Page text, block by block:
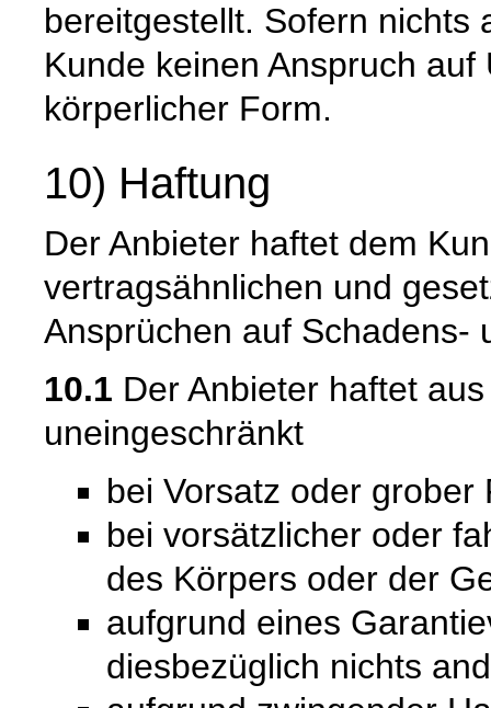
bereitgestellt. Sofern nichts
Kunde keinen Anspruch
körperlicher Form.
10) Haftung
Der Anbieter haftet dem
vertragsähnlichen und
Ansprüchen auf Schadens-
10.1 Der Anbieter haftet
uneingeschränkt
bei Vorsatz oder grober
bei vorsätzlicher oder
des Körpers oder der
aufgrund eines
diesbezüglich nichts